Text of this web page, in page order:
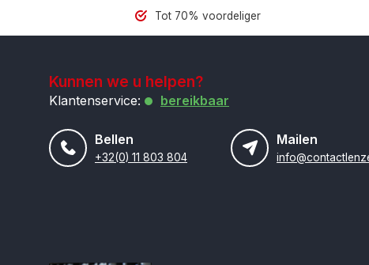
Tot 70% voordeliger
Kunnen we u helpen?
Klantenservice: bereikbaar
Bellen
+32(0) 11 803 804
Mailen